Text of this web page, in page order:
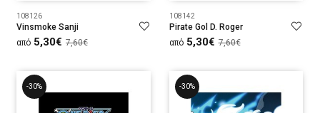
108126
Vinsmoke Sanji
από 5,30€ 7,60€
108142
Pirate Gol D. Roger
από 5,30€ 7,60€
-30% -30%